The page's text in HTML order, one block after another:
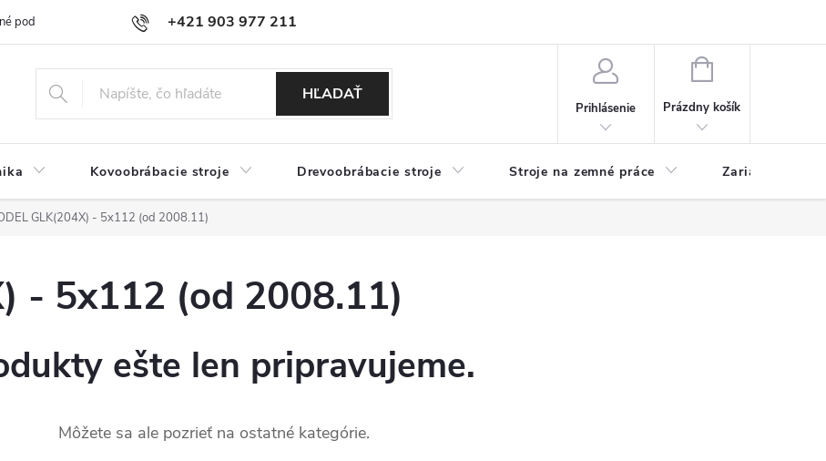
+421 903 977 211
podmienky Podmienky ochrany osobných údajov
HĽADAŤ
Prihlásenie
NÁKUPNÝ
Prázdny košík
Kovoobrábacie stroje Drevoobrábacie stroje Stroje na zemné práce Zariadenia na
GLK(204X) - 5x112 (od 2008.11)
- 5x112 (od 2008.11)
ešte len pripravujeme.
Môžete sa ale pozrieť na ostatné kategórie.